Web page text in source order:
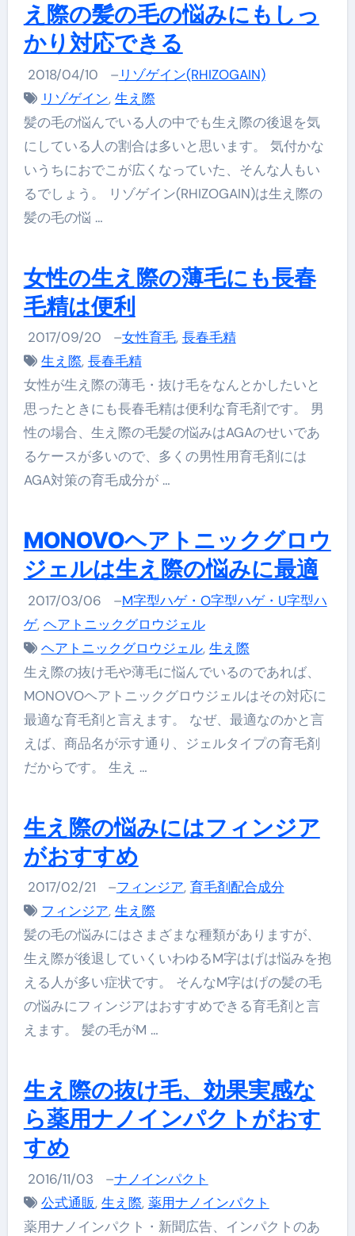
え際の髪の毛の悩みにもしっ
かり対応できる
2018/04/10 – リゾゲイン(RHIZOGAIN)
リゾゲイン, 生え際
髪の毛の悩んでいる人の中でも生え際の後退を気
にしている人の割合は多いと思います。 気付かな
いうちにおでこが広くなっていた、そんな人もい
るでしょう。 リゾゲイン(RHIZOGAIN)は生え際の
髪の毛の悩 …
女性の生え際の薄毛にも長春
毛精は便利
2017/09/20 –女性育毛, 長春毛精
生え際, 長春毛精
女性が生え際の薄毛・抜け毛をなんとかしたいと
思ったときにも長春毛精は便利な育毛剤です。 男
性の場合、生え際の毛髪の悩みはAGAのせいであ
るケースが多いので、多くの男性用育毛剤には
AGA対策の育毛成分が …
MONOVOヘアトニックグロウ
ジェルは生え際の悩みに最適
2017/03/06 –M字型ハゲ・O字型ハゲ・U字型ハ
ゲ, ヘアトニックグロウジェル
ヘアトニックグロウジェル, 生え際
生え際の抜け毛や薄毛に悩んでいるのであれば、
MONOVOヘアトニックグロウジェルはその対応に
最適な育毛剤と言えます。 なぜ、最適なのかと言
えば、商品名が示す通り、ジェルタイプの育毛剤
だからです。 生え …
生え際の悩みにはフィンジア
がおすすめ
2017/02/21 –フィンジア, 育毛剤配合成分
フィンジア, 生え際
髪の毛の悩みにはさまざまな種類がありますが、
生え際が後退していくいわゆるM字はげは悩みを抱
える人が多い症状です。 そんなM字はげの髪の毛
の悩みにフィンジアはおすすめできる育毛剤と言
えます。 髪の毛がM …
生え際の抜け毛、効果実感な
ら薬用ナノインパクトがおす
すめ
2016/11/03 –ナノインパクト
公式通販, 生え際, 薬用ナノインパクト
薬用ナノインパクト・新聞広告、インパクトのあ